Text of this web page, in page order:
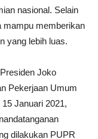
nasional. Selain
mampu memberikan
yang lebih luas.
Joko
Pekerjaan Umum
Januari 2021,
dilakukan PUPR